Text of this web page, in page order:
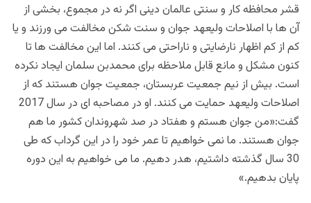
قشر محافظه کار و سنتی عالمان دینی اگر نه در مجموع، بخشی از
آن ها با اصلاحات ولیعهد جوان و سنت شکن مخالفت می ورزند و یا
کم از کم اظهار نارضایتی و ناراحتی می کنند. اما این مخالفت ها تا
کنون مشکل و مانع قابل ملاحظه برای محمدبن سلمان ایجاد نکرده
است. بیش از نیم جمعیت عربستان، جمعیت جوان هستند که از
اصلاحات ولیعهد حمایت می کنند. او در مصاحبه ای در سال 2017
گفت:«من جوان هستم و هفتاد در صد شهروندان کشور ما هم
جوان هستند. ما نمی خواهیم تا عمر خود را در این گرداب که طی
30 سال گذشته داشتیم، هدر دهیم. ما می خواهیم به این دوره
پایان بدهیم.»